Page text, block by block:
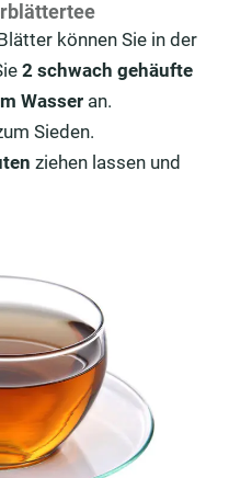
können Sie in der
2 schwach gehäufte
Wasser an.
Sieden.
ziehen lassen und